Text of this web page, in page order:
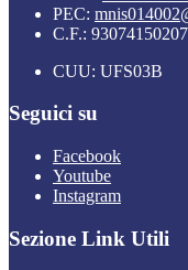
PEC:
C.F.: 93074150207
CUU: UFS03B
Seguici su
Facebook
Youtube
Instagram
Sezione Link Utili